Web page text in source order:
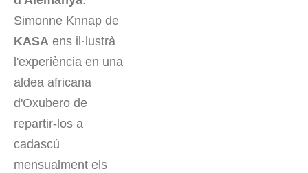
Simonne Knnap de
KASA ens il·lustrà
l'experiència en una
aldea africana
d'Oxubero de
repartir-los a
cadascú
mensualment els